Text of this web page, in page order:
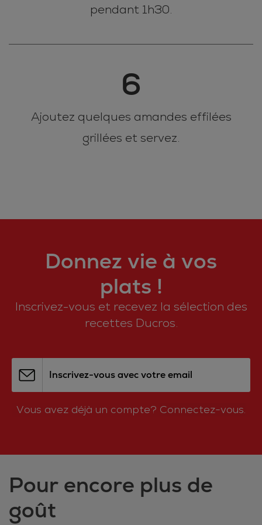
pendant 1h30.
6
Ajoutez quelques amandes effilées
grillées et servez.
Donnez vie à vos
plats !
Inscrivez-vous et recevez la sélection des
recettes Ducros.
Inscrivez-vous avec votre email
Vous avez déjà un compte? Connectez-vous.
Pour encore plus de
goût